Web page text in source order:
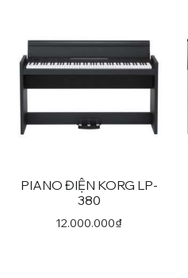
PIANO ĐIỆN KORG LP-
380
12.000.000₫